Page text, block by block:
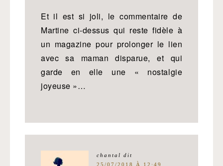
Et il est si joli, le commentaire de
Martine ci-dessus qui reste fidèle à
un magazine pour prolonger le lien
avec sa maman disparue, et qui
garde en elle une « nostalgie
joyeuse »…
chantal dit
25/07/2018 À 12:49